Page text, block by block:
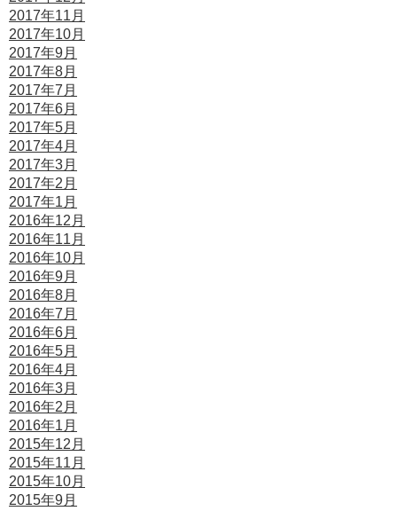
2017年11月
2017年10月
2017年9月
2017年8月
2017年7月
2017年6月
2017年5月
2017年4月
2017年3月
2017年2月
2017年1月
2016年12月
2016年11月
2016年10月
2016年9月
2016年8月
2016年7月
2016年6月
2016年5月
2016年4月
2016年3月
2016年2月
2016年1月
2015年12月
2015年11月
2015年10月
2015年9月